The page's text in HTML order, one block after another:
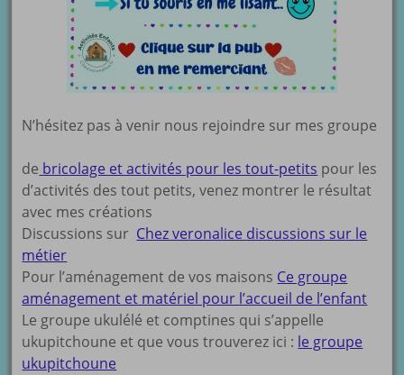
N’hésitez pas à venir nous rejoindre sur mes groupe
de bricolage et activités pour les tout-petits pour les
d’activités des tout petits, venez montrer le résultat
avec mes créations
Discussions sur Chez veronalice discussions sur le
métier
Pour l’aménagement de vos maisons Ce groupe
aménagement et matériel pour l’accueil de l’enfant
Le groupe ukulélé et comptines qui s’appelle
ukupitchoune et que vous trouverez ici : le groupe
ukupitchoune